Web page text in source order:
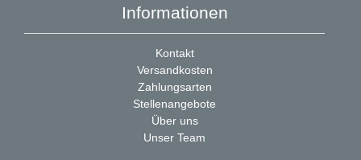
Informationen
Kontakt
Versandkosten
Zahlungsarten
Stellenangebote
Über uns
Unser Team